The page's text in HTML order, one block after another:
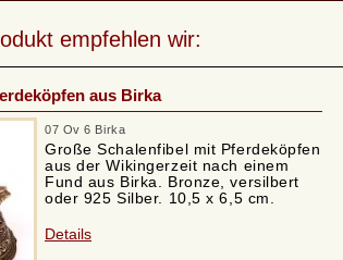
empfehlen wir:
aus Birka
07 Ov 6 Birka
Große Schalenfibel mit Pferdeköpfen
aus der Wikingerzeit nach einem
Fund aus Birka. Bronze, versilbert
oder 925 Silber. 10,5 x 6,5 cm.
Details